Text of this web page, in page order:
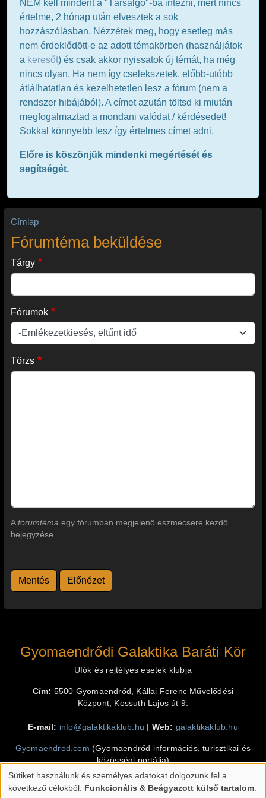
NEM kell mindent a "Társalgó"-ba intézni, mert nincs
értelme, 2 hónap után elvesztek a sok
hozzászólásban. Nézzétek meg, hogy esetleg más
nem érdeklődött-e az adott témakörben (használjátok
a keresőt) és csak akkor nyissatok új témát, ha még
nincs olyan. Ha nem így cselekszetek, előbb-utóbb
átlálhatatlan és kezelhetetlen lesz a fórum (nem a
rendszer hibájából). A címet azután töltsd ki miután
megfogalmaztad a mondani valódat / kérdésedet!
Sokkal könnyebb lesz így értelmes címet adni.
Előre is köszönjük mindenki megértését és
segítségét.
Címlap
Fórumtéma beküldése
Tárgy
Fórumok
Törzs
A fórumtémaegy fórumban megjelenő eszmecsere kezdő
bejegyzése.
Gyomaendrődi Galaktika Baráti Kör
Ufók és rejtélyes esetek klubja
Cím: 5500 Gyomaendrőd, Kállai Ferenc Művelődési
Központ, Kossuth Lajos út 9.
E-mail: info@galaktikaklub.hu Web: galaktikaklub.hu
Gyomaendrod.com (Gyomaendrőd információs, turisztikai és
közösségi portálja)
(programozás, design, grafika)
Személyes
Sütiket használunk és személyes adatokat dolgozunk fel a
következő célokból: Funkcionális & Beágyazott külső tartalom